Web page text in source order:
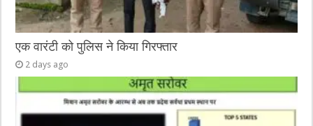
एक वारंटी को पुलिस ने किया गिरफ्तार
2 days ago